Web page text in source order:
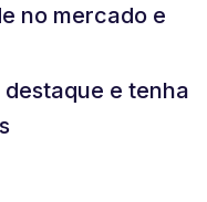
no mercado e
e tenha